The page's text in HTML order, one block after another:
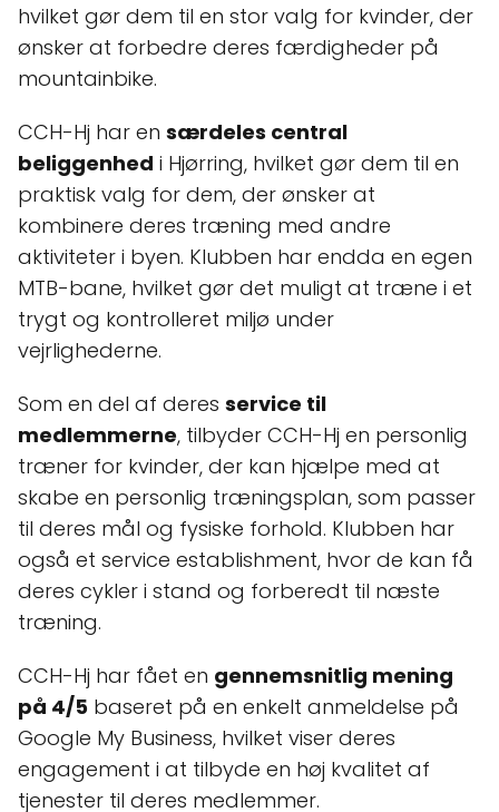
hvilket gør dem til en stor valg for kvinder, der
ønsker at forbedre deres færdigheder på
mountainbike.
CCH-Hj har en særdeles central
beliggenhed i Hjørring, hvilket gør dem til en
praktisk valg for dem, der ønsker at
kombinere deres træning med andre
aktiviteter i byen. Klubben har endda en egen
MTB-bane, hvilket gør det muligt at træne i et
trygt og kontrolleret miljø under
vejrlighederne.
Som en del af deres service til
medlemmerne, tilbyder CCH-Hj en personlig
træner for kvinder, der kan hjælpe med at
skabe en personlig træningsplan, som passer
til deres mål og fysiske forhold. Klubben har
også et service establishment, hvor de kan få
deres cykler i stand og forberedt til næste
træning.
CCH-Hj har fået en gennemsnitlig mening
på 4/5 baseret på en enkelt anmeldelse på
Google My Business, hvilket viser deres
engagement i at tilbyde en høj kvalitet af
tjenester til deres medlemmer.